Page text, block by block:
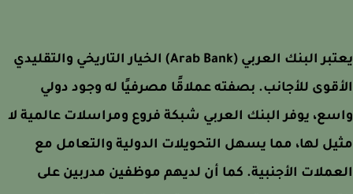
البنك العربي (Arab Bank)
الخيار التاريخي والتقليدي
للأجانب. بصفته عملاقًا مصرفيًا له وجود دولي
يوفر البنك العربي شبكة فروع ومراسلات عالمية لا
لها، مما يسهل التحويلات الدولية والتعامل مع
الأجنبية. كما أن لديهم موظفين مدربين على